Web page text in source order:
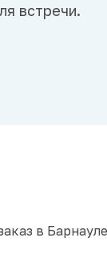
встречи.
в Барнауле